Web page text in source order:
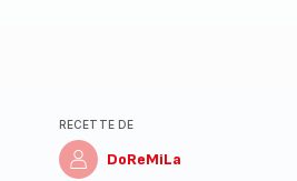
RECETTE DE
DoReMiLa